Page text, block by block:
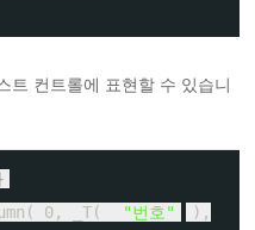
트 컨트롤에 표현할 수 있습니
0, _T(
"번호"
),